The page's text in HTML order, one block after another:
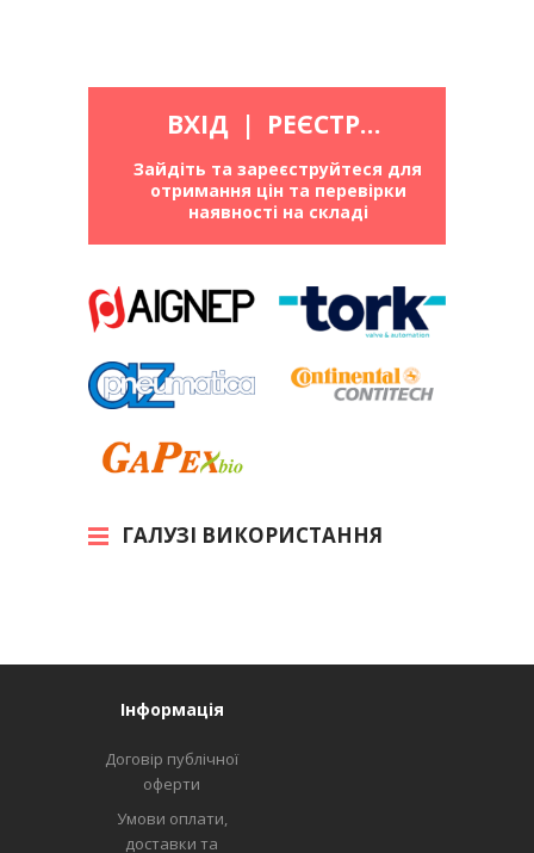
ВХІД | РЕЄСТРАЦІЯ
Зайдіть та зареєструйтеся для
отримання цін та перевірки
наявності на складі
ГАЛУЗІ ВИКОРИСТАННЯ
Інформація
Договір публічної
оферти
Умови оплати,
доставки та